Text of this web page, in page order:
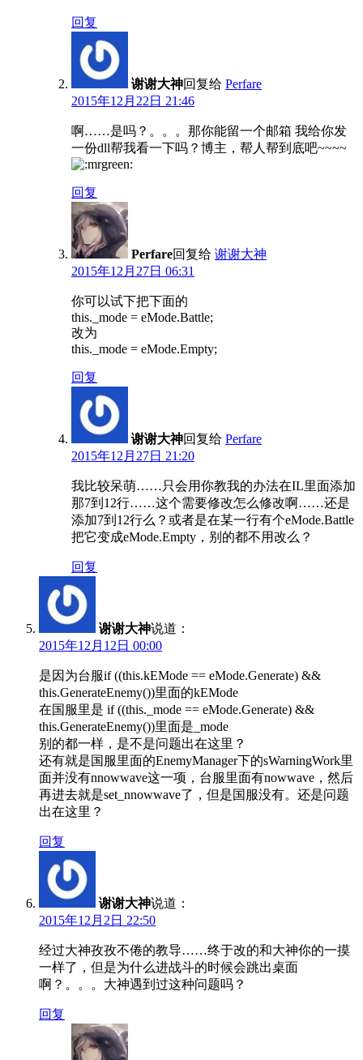
回复
谢谢大神回复给 Perfare
2015年12月22日 21:46
啊……是吗？。。。那你能留一个邮箱 我给你发
一份dll帮我看一下吗？博主，帮人帮到底吧~~~~
回复
Perfare回复给 谢谢大神
2015年12月27日 06:31
你可以试下把下面的
this._mode = eMode.Battle;
改为
this._mode = eMode.Empty;
回复
谢谢大神回复给 Perfare
2015年12月27日 21:20
我比较呆萌……只会用你教我的办法在IL里面添加
那7到12行……这个需要修改怎么修改啊……还是
添加7到12行么？或者是在某一行有个eMode.Battle
把它变成eMode.Empty，别的都不用改么？
回复
谢谢大神说道：
2015年12月12日 00:00
是因为台服if ((this.kEMode == eMode.Generate) &&
this.GenerateEnemy())里面的kEMode
在国服里是 if ((this._mode == eMode.Generate) &&
this.GenerateEnemy())里面是_mode
别的都一样，是不是问题出在这里？
还有就是国服里面的EnemyManager下的sWarningWork里
面并没有nnowwave这一项，台服里面有nowwave，然后
再进去就是set_nnowwave了，但是国服没有。还是问题
出在这里？
回复
谢谢大神说道：
2015年12月2日 22:50
经过大神孜孜不倦的教导……终于改的和大神你的一摸
一样了，但是为什么进战斗的时候会跳出桌面
啊？。。。大神遇到过这种问题吗？
回复